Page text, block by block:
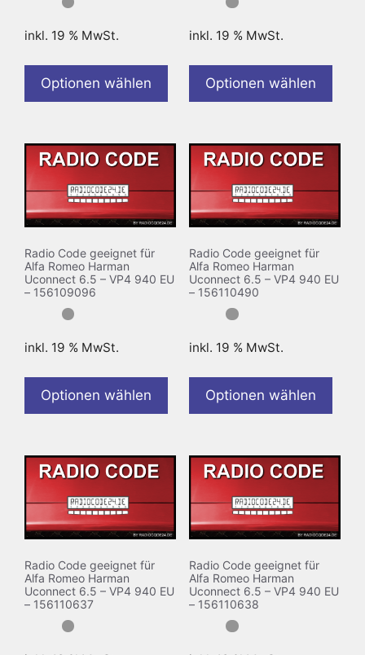
inkl. 19 % MwSt.
Optionen wählen
inkl. 19 % MwSt.
Optionen wählen
Radio Code geeignet für
Alfa Romeo Harman
Uconnect 6.5 – VP4 940 EU
– 156109096
inkl. 19 % MwSt.
Optionen wählen
Radio Code geeignet für
Alfa Romeo Harman
Uconnect 6.5 – VP4 940 EU
– 156110490
inkl. 19 % MwSt.
Optionen wählen
Radio Code geeignet für
Alfa Romeo Harman
Uconnect 6.5 – VP4 940 EU
– 156110637
Radio Code geeignet für
Alfa Romeo Harman
Uconnect 6.5 – VP4 940 EU
– 156110638